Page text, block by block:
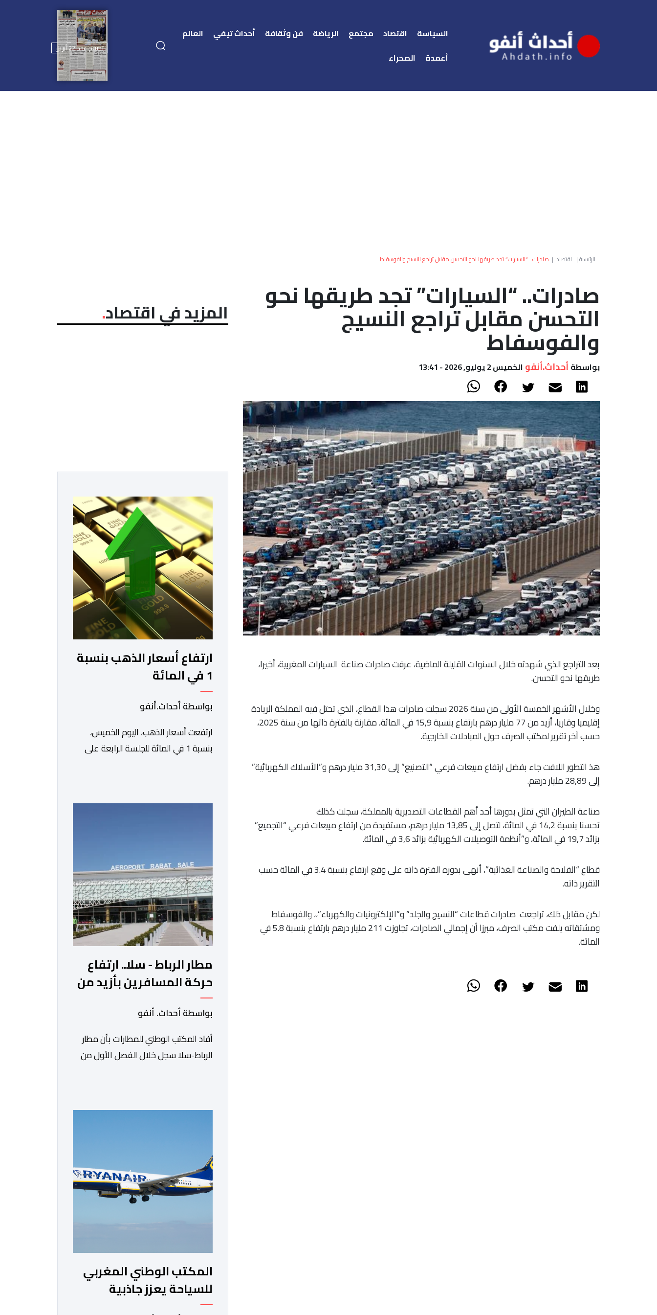
السياسة اقتصاد مجتمع الرياضة فن وثقافة أحداث تيفي
العالم
أعمدة
الصحراء
تصفح عدد 22 أبريل
الرئيسية| اقتصاد | صادرات.. “السيارات” تجد طريقها نحو التحسن مقابل تراجع النسيج والفوسفاط
صادرات.. “السيارات” تجد طريقها نحو
التحسن مقابل تراجع النسيج
والفوسفاط
بواسطة أحداث.أنفو الخميس 2 يوليو, 2026 - 13:41
بعد التراجع الذي شهدته خلال السنوات القليلة الماضية، عرفت صادرات صناعة السيارات المغربية، أخيرا،
طريقها نحو التحسن.
وخلال الأشهر الخمسة الأولى من سنة 2026 سجلت صادرات هذا القطاع، الذي تحتل فيه المملكة الريادة
إقليميا وقاريا، أزيد من 77 مليار درهم بارتفاع بنسبة 15,9 في المائة، مقارنة بالفترة ذاتها من سنة 2025،
حسب آخر تقرير لمكتب الصرف حول المبادلات الخارجية.
هذ التطور اللافت جاء بفضل ارتفاع مبيعات فرعي “التصنيع” إلى 31,30 مليار درهم و”الأسلاك الكهربائية”
إلى 28,89 مليار درهم.
صناعة الطيران التي تمثل بدورها أحد أهم القطاعات التصديرية بالمملكة، سجلت كذلك
تحسنا بنسبة 14,2 في المائة، لتصل إلى 13,85 مليار درهم، مستفيدة من ارتفاع مبيعات فرعي “التجميع”
بزائد 19,7 في المائة، و”أنظمة التوصيلات الكهربائية بزائد 3,6 في المائة.
قطاع “الفلاحة والصناعة الغذائية”، أنهى بدوره الفترة ذاته على وقع ارتفاع بنسبة 3.4 في المائة حسب
التقرير ذاته.
لكن مقابل ذلك، تراجعت صادرات قطاعات “النسيج والجلد” و”الإلكترونيات والكهرباء”،، والفوسفاط
ومشتقاته يلفت مكتب الصرف، مبرزا أن إجمالي الصادرات، تجاوزت 211 مليار درهم بارتفاع بنسبة 5.8 في
المائة.
المزيد في اقتصاد
ارتفاع أسعار الذهب بنسبة
1 في المائة
بواسطة أحداث.أنفو
ارتفعت أسعار الذهب، اليوم الخميس،
بنسبة 1 في المائة للجلسة الرابعة على
الماضي، فيما ارتفعت العقود الأمريكية
الآجلة […]
مطار الرباط - سلا.. ارتفاع
حركة المسافرين بأزيد من
الأول من 2026
بواسطة أحداث. أنفو
أفاد المكتب الوطني للمطارات بأن مطار
الرباط-سلا سجل خلال الفصل الأول من
مسافرا خلال الفترة ذاتها من سنة […]
المكتب الوطني المغربي
للسياحة يعزز جاذبية
الجهات عبر برنامج تاريخي